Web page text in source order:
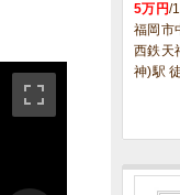
5万円/
福岡市
西鉄天
神)駅